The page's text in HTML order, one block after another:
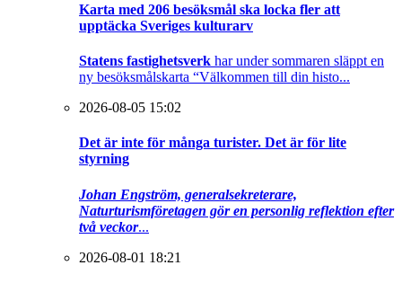
Karta med 206 besöksmål ska locka fler att
upptäcka Sveriges kulturarv
Statens fastighetsverk har under sommaren släppt en
ny besöksmålskarta “Välkommen till din histo...
2026-08-05 15:02
Det är inte för många turister. Det är för lite
styrning
Johan Engström, generalsekreterare,
Naturturismföretagen gör en personlig reflektion efter
två veckor...
2026-08-01 18:21